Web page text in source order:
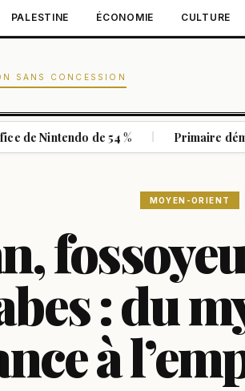
PALESTINE ÉCONOMIE CULTURE
SANS CONCESSION
de 54 % | Primaire démocrate au
MOYEN-ORIENT
: du
à